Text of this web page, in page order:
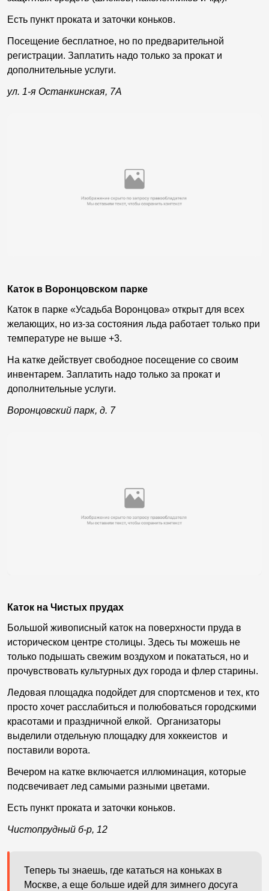
Есть пункт проката и заточки коньков.
Посещение бесплатное, но по предварительной
регистрации. Заплатить надо только за прокат и
дополнительные услуги.
ул. 1-я Останкинская, 7А
Каток в Воронцовском парке
Каток в парке «Усадьба Воронцова» открыт для всех
желающих, но из-за состояния льда работает только при
температуре не выше +3.
На катке действует свободное посещение со своим
инвентарем. Заплатить надо только за прокат и
дополнительные услуги.
Воронцовский парк, д. 7
Каток на Чистых прудах
Большой живописный каток на поверхности пруда в
историческом центре столицы. Здесь ты можешь не
только подышать свежим воздухом и покататься, но и
прочувствовать культурных дух города и флер старины.
Ледовая площадка подойдет для спортсменов и тех, кто
просто хочет расслабиться и полюбоваться городскими
красотами и праздничной елкой. Организаторы
выделили отдельную площадку для хоккеистов и
поставили ворота.
Вечером на катке включается иллюминация, которые
подсвечивает лед самыми разными цветами.
Есть пункт проката и заточки коньков.
Чистопрудный б-р, 12
Теперь ты знаешь, где кататься на коньках в
Москве, а еще больше идей для зимнего досуга